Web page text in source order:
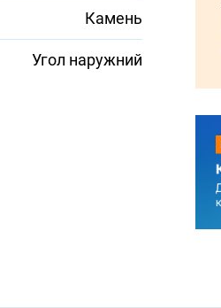
Камень
Угол наружний